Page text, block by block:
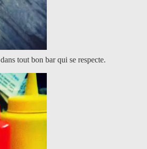
tout bon bar qui se respecte.